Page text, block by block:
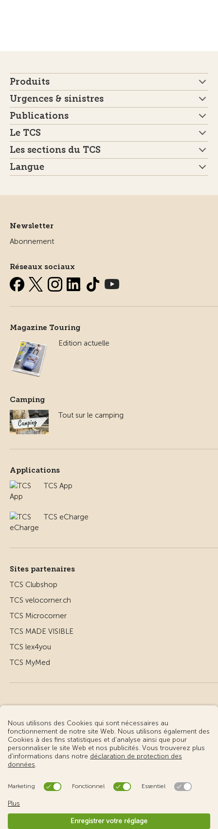
Produits
Urgences & sinistres
Publications
Le TCS
Les sections du TCS
Langue
Newsletter
Abonnement
Réseaux sociaux
Magazine Touring
Edition actuelle
Camping
Tout sur le camping
Applications
TCS App
TCS eCharge
Sites partenaires
TCS Clubshop
TCS velocorner.ch
TCS Microcorner
TCS MADE VISIBLE
TCS lex4you
TCS MyMed
Conditions d’utilisation – informations juridiques
Gestion des cookies